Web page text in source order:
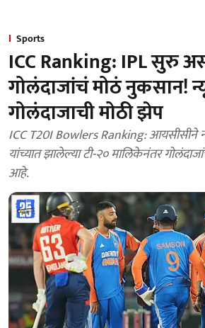
Sports
ICC Ranking: IPL सुरु
गोलंदाजांचं मोठं नुकसान!
गोलंदाजाची मोठी झेप
ICC T20I Bowlers Ranking: आयसीसीने
यांच्यात झालेल्या टी-२० मालिकेनंतर
आहे.